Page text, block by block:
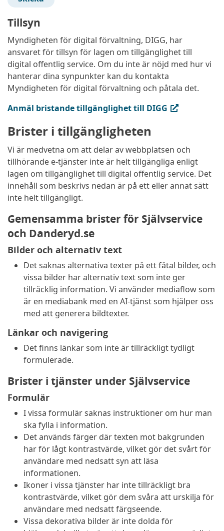
Tillsyn
Myndigheten för digital förvaltning, DIGG, har
ansvaret för tillsyn för lagen om tillgänglighet till
digital offentlig service. Om du inte är nöjd med hur vi
hanterar dina synpunkter kan du kontakta
Myndigheten för digital förvaltning och påtala det.
Anmäl bristande tillgänglighet till DIGG
(extern länk, öppnas i ny flik)
Brister i tillgängligheten
Vi är medvetna om att delar av webbplatsen och
tillhörande e-tjänster inte är helt tillgängliga enligt
lagen om tillgänglighet till digital offentlig service. Det
innehåll som beskrivs nedan är på ett eller annat sätt
inte helt tillgängligt.
Gemensamma brister för Självservice
och Danderyd.se
Bilder och alternativ text
Det saknas alternativa texter på ett fåtal bilder, och
vissa bilder har alternativ text som inte ger
tillräcklig information. Vi använder mediaflow som
är en mediabank med en AI-tjänst som hjälper oss
med att generera bildtexter.
Länkar och navigering
Det finns länkar som inte är tillräckligt tydligt
formulerade.
Brister i tjänster under Självservice
Formulär
I vissa formulär saknas instruktioner om hur man
ska fylla i information.
Det används färger där texten mot bakgrunden
har för lågt kontrastvärde, vilket gör det svårt för
användare med nedsatt syn att läsa
informationen.
Ikoner i vissa tjänster har inte tillräckligt bra
kontrastvärde, vilket gör dem svåra att urskilja för
användare med nedsatt färgseende.
Vissa dekorativa bilder är inte dolda för